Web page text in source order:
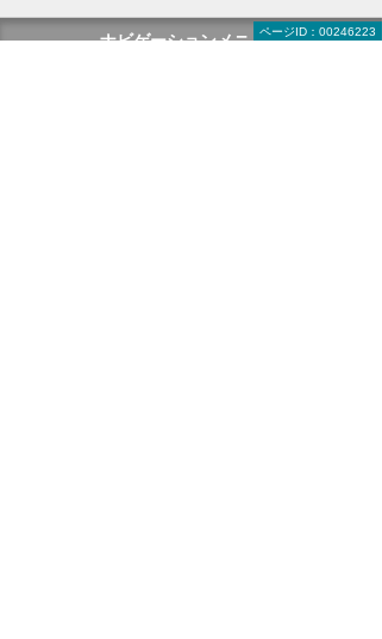
ページID：00246223
ナビゲーションメニュー